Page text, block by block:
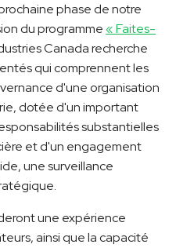
phase de notre
du programme« Faites-
Canada recherche
qui comprennent les
d'une organisation
dotée d'un important
substantielles
et d'un engagement
une surveillance
une expérience
ainsi que la capacité